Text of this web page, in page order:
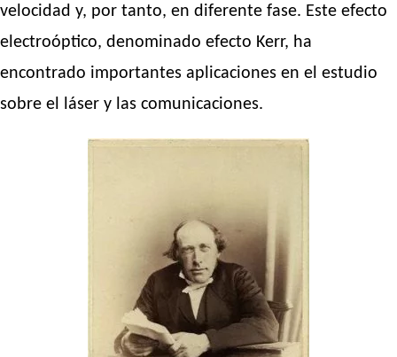
velocidad y, por tanto, en diferente fase. Este efecto
electroóptico, denominado efecto Kerr, ha
encontrado importantes aplicaciones en el estudio
sobre el láser y las comunicaciones.